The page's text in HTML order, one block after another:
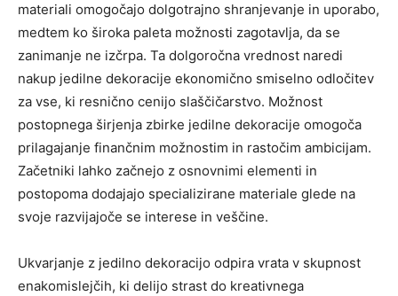
materiali omogočajo dolgotrajno shranjevanje in uporabo,
medtem ko široka paleta možnosti zagotavlja, da se
zanimanje ne izčrpa. Ta dolgoročna vrednost naredi
nakup jedilne dekoracije ekonomično smiselno odločitev
za vse, ki resnično cenijo slaščičarstvo. Možnost
postopnega širjenja zbirke jedilne dekoracije omogoča
prilagajanje finančnim možnostim in rastočim ambicijam.
Začetniki lahko začnejo z osnovnimi elementi in
postopoma dodajajo specializirane materiale glede na
svoje razvijajoče se interese in veščine.
Ukvarjanje z jedilno dekoracijo odpira vrata v skupnost
enakomislejčih, ki delijo strast do kreativnega